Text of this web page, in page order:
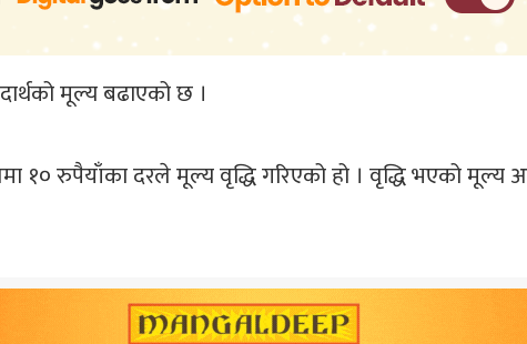
मूल्य बढाएको छ ।
१० रुपैयाँका दरले मूल्य वृद्धि गरिएको हो । वृद्धि भएको